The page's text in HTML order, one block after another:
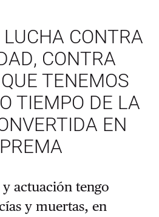
CONTRA
CONTRA
TENEMOS
TIEMPO DE LA
EN
actuación tengo
y muertas, en